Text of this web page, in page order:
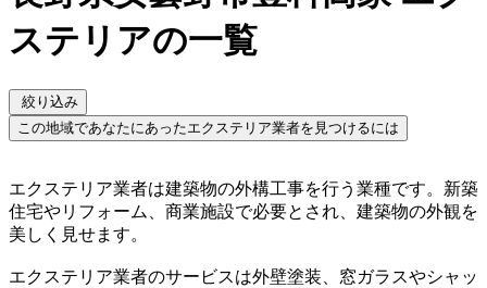
ステリアの一覧
絞り込み
この地域であなたにあったエクステリア業者を見つけるには
エクステリア業者は建築物の外構工事を行う業種です。新築
住宅やリフォーム、商業施設で必要とされ、建築物の外観を
美しく見せます。
エクステリア業者のサービスは外壁塗装、窓ガラスやシャッ